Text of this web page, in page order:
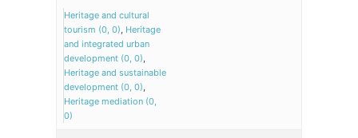
Heritage and cultural
tourism (0, 0) Heritage
and integrated urban
development (0, 0)
Heritage and sustainable
development (0, 0)
Heritage mediation (0,
0)